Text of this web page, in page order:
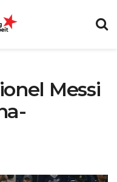
Messi